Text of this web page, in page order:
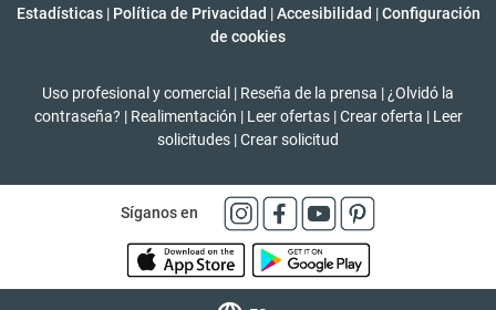
Estadísticas | Política de Privacidad | Accesibilidad | Configuración
de cookies
Uso profesional y comercial | Reseña de la prensa | ¿Olvidó la
contraseña? | Realimentación | Leer ofertas | Crear oferta | Leer
solicitudes |Crear solicitud
Síganos en